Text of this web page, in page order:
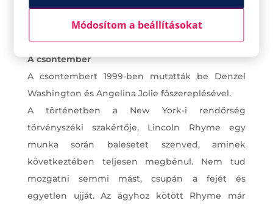
A csontember
A csontembert 1999-ben mutatták be Denzel
Washington és Angelina Jolie főszereplésével.
A történetben a New York-i rendőrség
törvényszéki szakértője, Lincoln Rhyme egy
munka során balesetet szenved, aminek
következtében teljesen megbénul. Nem tud
mozgatni semmi mást, csupán a fejét és
egyetlen ujját. Az ágyhoz kötött Rhyme már
Módosítom a beállításokat